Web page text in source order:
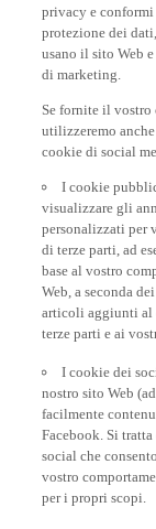
privacy e
protezione dei
usano il sito Web
di marketing.
Se fornite il vostro
utilizzeremo
cookie di social
I cookie
visualizzare gli
personalizzati per
di terze parti, ad
base al vostro
Web, a seconda
articoli aggiunti al
terze parti e ai
I cookie dei
nostro sito Web
facilmente
Facebook. Si
social che
vostro
per i propri scopi.